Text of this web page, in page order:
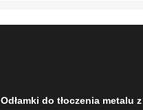
Odłamki do tłoczenia metalu